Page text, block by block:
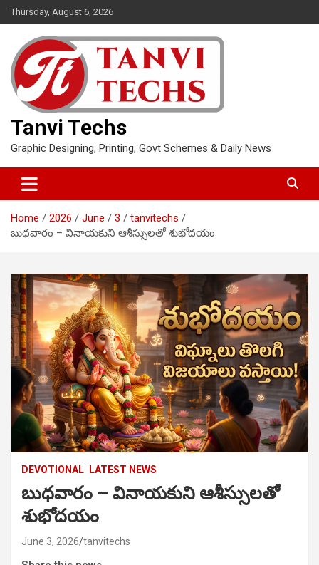
Skip
to
content
Thursday, August 6, 2026
Tanvi Techs
Graphic Designing, Printing, Govt Schemes & Daily News
Home 2026 June 3
tanvitechs
బుధవారం – వినాయకుని ఆశీస్సులతో శుభోదయం
DEVOTIONAL LATEST NEWS
బుధవారం – వినాయకుని ఆశీస్సులతో
శుభోదయం
June 3, 2026 tanvitechs